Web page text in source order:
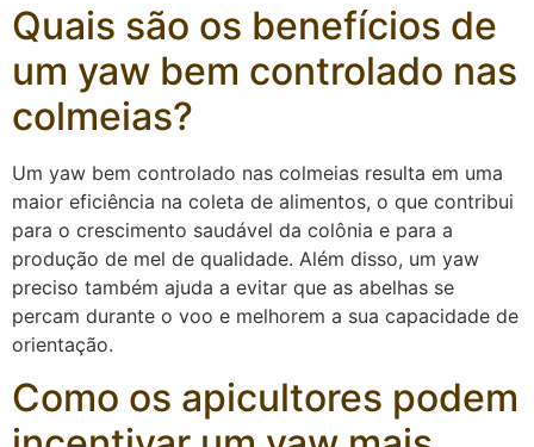
Quais são os benefícios de
um yaw bem controlado nas
colmeias?
Um yaw bem controlado nas colmeias resulta em uma
maior eficiência na coleta de alimentos, o que contribui
para o crescimento saudável da colônia e para a
produção de mel de qualidade. Além disso, um yaw
preciso também ajuda a evitar que as abelhas se
percam durante o voo e melhorem a sua capacidade de
orientação.
Como os apicultores podem